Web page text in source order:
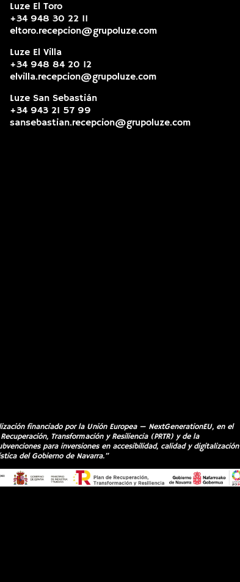
Luze El Toro
+34 948 30 22 11
eltoro.recepcion@grupoluze.com
Luze El Villa
+34 948 84 20 12
elvilla.recepcion@grupoluze.com
Luze San Sebastián
+34 943 21 57 99
sansebastian.recepcion@grupoluze.com
financiado por la Unión Europea — NextGenerationEU, en el
Transformación y Resiliencia (PRTR) y de la
para inversiones en accesibilidad, calidad y digitalización
del Gobierno de Navarra.”